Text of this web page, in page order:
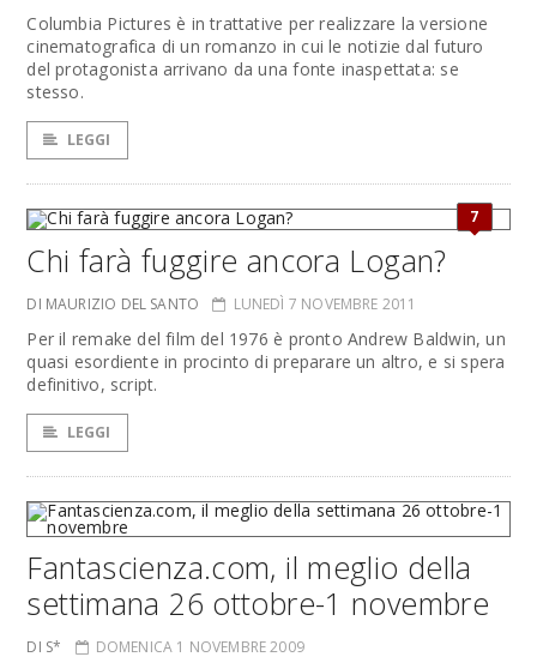
Columbia Pictures è in trattative per realizzare la versione
cinematografica di un romanzo in cui le notizie dal futuro
del protagonista arrivano da una fonte inaspettata: se
stesso.
LEGGI
7
Chi farà fuggire ancora Logan?
DI MAURIZIO DEL SANTO LUNEDÌ 7 NOVEMBRE 2011
Per il remake del film del 1976 è pronto Andrew Baldwin, un
quasi esordiente in procinto di preparare un altro, e si spera
definitivo, script.
LEGGI
Fantascienza.com, il meglio della
settimana 26 ottobre-1 novembre
DI S* DOMENICA 1 NOVEMBRE 2009